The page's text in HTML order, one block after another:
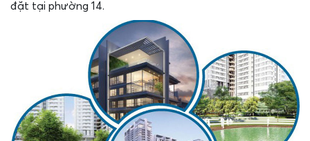
đặt tại phường 14.